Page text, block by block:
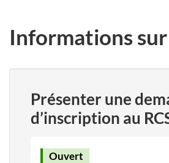
Informations sur
Présenter une
d’inscription au
Ouvert